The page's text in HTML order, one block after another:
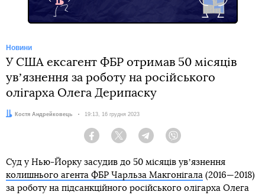
Новини
У США ексагент ФБР отримав 50 місяців
увʼязнення за роботу на російського
олігарха Олега Дерипаску
Автор:Костя Андрейковець Дата:
19:13, 16 грудня 2023
Facebook Twitter Telegram
Суд у Нью-Йорку засудив до 50 місяців увʼязнення
колишнього агента ФБР Чарльза Макгонігала (2016—2018)
за роботу на підсанкційного російського олігарха Олега